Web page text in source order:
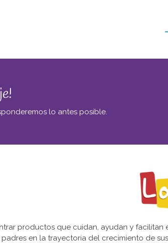
lo antes posible.
productos que cuidan, ayudan y
en la trayectoria del crecimiento de